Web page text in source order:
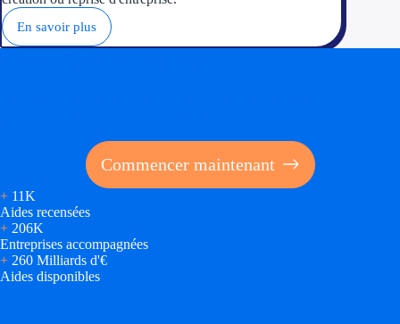
En savoir plus
Commencer maintenant
+ 11K
Aides recensées
+ 206K
Entreprises accompagnées
+ 260 Milliards d'€
Aides disponibles